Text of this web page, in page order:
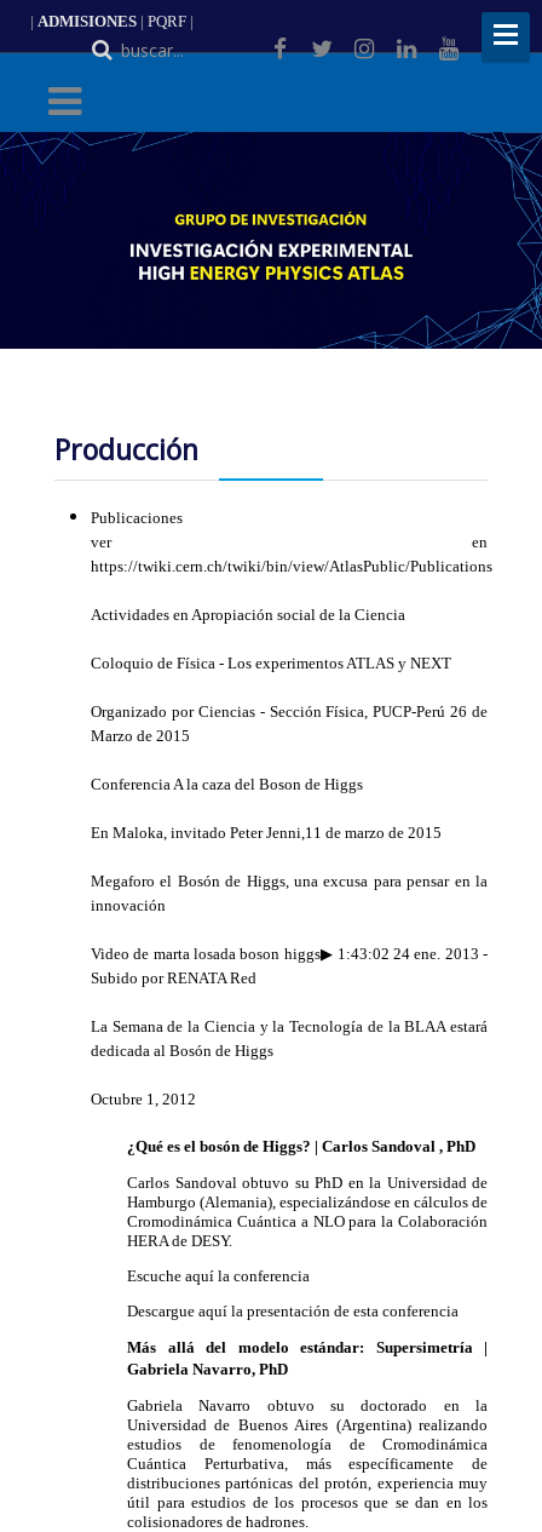
| ADMISIONES | PQRF |
ES
Producción
Publicaciones
ver en
https://twiki.cern.ch/twiki/bin/view/AtlasPublic/Publications
Actividades en Apropiación social de la Ciencia
Coloquio de Física - Los experimentos ATLAS y NEXT
Organizado por Ciencias - Sección Física, PUCP-Perú 26 de
Marzo de 2015
Conferencia A la caza del Boson de Higgs
En Maloka, invitado Peter Jenni,11 de marzo de 2015
Megaforo el Bosón de Higgs, una excusa para pensar en la
innovación
Video de marta losada boson higgs▶ 1:43:02 24 ene. 2013 -
Subido por RENATA Red
La Semana de la Ciencia y la Tecnología de la BLAA estará
dedicada al Bosón de Higgs
Octubre 1, 2012
¿Qué es el bosón de Higgs? | Carlos Sandoval , PhD
Carlos Sandoval obtuvo su PhD en la Universidad de
Hamburgo (Alemania), especializándose en cálculos de
Cromodinámica Cuántica a NLO para la Colaboración
HERA de DESY.
Escuche aquí la conferencia
Descargue aquí la presentación de esta conferencia
Más allá del modelo estándar: Supersimetría |
Gabriela Navarro, PhD
Gabriela Navarro obtuvo su doctorado en la
Universidad de Buenos Aires (Argentina) realizando
estudios de fenomenología de Cromodinámica
Cuántica Perturbativa, más específicamente de
distribuciones partónicas del protón, experiencia muy
útil para estudios de los procesos que se dan en los
colisionadores de hadrones.